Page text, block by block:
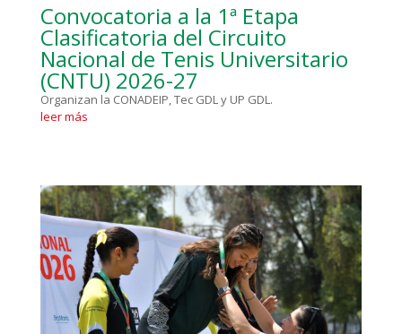
Convocatoria a la 1ª Etapa
Clasificatoria del Circuito
Nacional de Tenis Universitario
(CNTU) 2026-27
Organizan la CONADEIP, Tec GDL y UP GDL.
leer más